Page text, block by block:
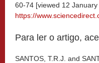
60-74 [viewed 12 January
https://
Para ler o artigo,
SANTOS, T.R.J. and